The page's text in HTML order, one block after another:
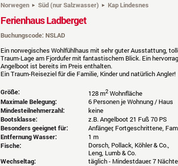
Norwegen Süd (nur Salzwasser) Kap Lindesnes
Ferienhaus Ladberget
Buchungscode: NSLAD
Ein norwegisches Wohlfühlhaus mit sehr guter Ausstattung,
Traum-Lage am Fjordufer mit fantastischem Blick. Ein
Angelboot ist bereits im Preis enthalten.
Ein Traum-Reiseziel für die Familie, Kinder und natürlich Angler!
Größe: 128 m2 Wohnfläche
Maximale Belegung:
6 Personen je Wohnung / Haus
Mindesteilnehmerzahl:
keine
Bootsklasse:
z.B. Angelboot 21 Fuß 70 PS
Besonders geeignet für:
Anfänger, Fortgeschrittene,
Entfernung Wasser:
1 m
Fische:
Dorsch, Pollack, Köhler & Co.,
Leng, Lumb & Co.
Wechseltag:
täglich - Mindestdauer: 7 Nächte